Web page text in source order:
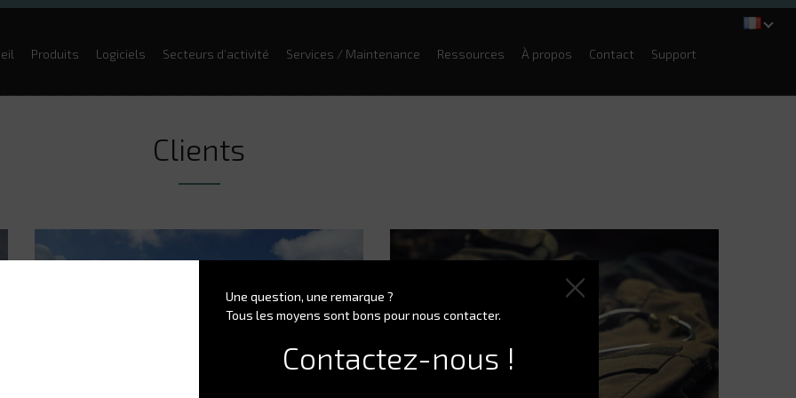
Produits Logiciels Secteurs d’activité Services / Maintenance Ressources À propos Contact Support
Clients
Une question, une remarque ?
Tous les moyens sont bons pour nous contacter.
Contactez-nous !